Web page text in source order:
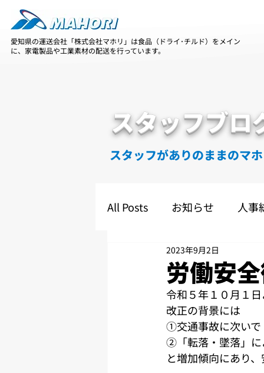
愛知県の運送会社「株式会社マホリ」は食品（ドライ･チルド）をメイン
に、家電製品や工業素材の配送を行っています。
スタッフブロ
スタッフがありのままのマ
All Posts お知らせ 人事
労働安
2023年9月2日
令和５年１０月１
改正の背景には
①交通事故に次いで
②「転落・墜落」に
と増加傾向にあり